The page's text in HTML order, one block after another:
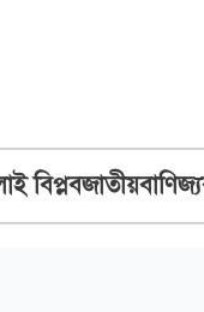
বিপ্লবজাতীয়বাণিজ্য